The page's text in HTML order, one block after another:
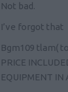
Not bad.
I’ve forgot that
Bgm109 tlam(
PRICE
EQUIPMENT IN